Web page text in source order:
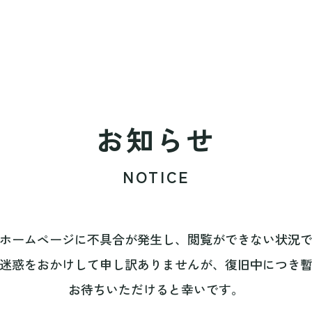
お知らせ
NOTICE
ームページに不具合が発生し、閲覧ができない状況で
惑をおかけして申し訳ありませんが、復旧中につき
お待ちいただけると幸いです。